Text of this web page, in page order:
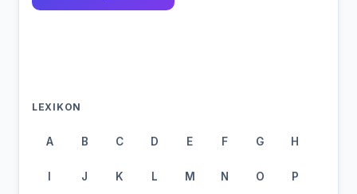
LEXIKON
A B C D E F G H
I J K L M N O P